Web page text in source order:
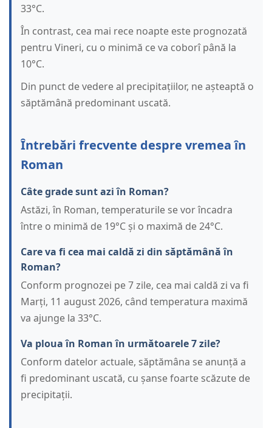
33°C.
În contrast, cea mai rece noapte este prognozată
pentru Vineri, cu o minimă ce va coborî până la
10°C.
Din punct de vedere al precipitațiilor, ne așteaptă o
săptămână predominant uscată.
Întrebări frecvente despre vremea în
Roman
Câte grade sunt azi în Roman?
Astăzi, în Roman, temperaturile se vor încadra
între o minimă de 19°C și o maximă de 24°C.
Care va fi cea mai caldă zi din săptămână în
Roman?
Conform prognozei pe 7 zile, cea mai caldă zi va fi
Marți, 11 august 2026, când temperatura maximă
va ajunge la 33°C.
Va ploua în Roman în următoarele 7 zile?
Conform datelor actuale, săptămâna se anunță a
fi predominant uscată, cu șanse foarte scăzute de
precipitații.